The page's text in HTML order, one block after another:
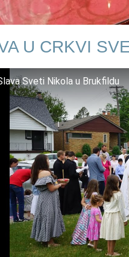
U CRKVI
Sveti Nikola u Brukfildu